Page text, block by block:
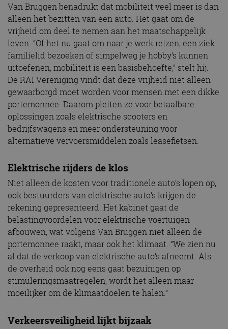
Van Bruggen benadrukt dat mobiliteit veel meer is dan
alleen het bezitten van een auto. Het gaat om de
vrijheid om deel te nemen aan het maatschappelijk
leven. “Of het nu gaat om naar je werk reizen, een ziek
familielid bezoeken of simpelweg je hobby’s kunnen
uitoefenen, mobiliteit is een basisbehoefte,” stelt hij.
De RAI Vereniging vindt dat deze vrijheid niet alleen
gewaarborgd moet worden voor mensen met een dikke
portemonnee. Daarom pleiten ze voor betaalbare
oplossingen zoals elektrische scooters en
bedrijfswagens en meer ondersteuning voor
alternatieve vervoersmiddelen zoals leasefietsen.
Elektrische rijders de klos
Niet alleen de kosten voor traditionele auto’s lopen op,
ook bestuurders van elektrische auto’s krijgen de
rekening gepresenteerd. Het kabinet gaat de
belastingvoordelen voor elektrische voertuigen
afbouwen, wat volgens Van Bruggen niet alleen de
portemonnee raakt, maar ook het klimaat. “We zien nu
al dat de verkoop van elektrische auto’s afneemt. Als
de overheid ook nog eens gaat bezuinigen op
stimuleringsmaatregelen, wordt het alleen maar
moeilijker om de klimaatdoelen te halen.”
Verkeersveiligheid lijkt bijzaak